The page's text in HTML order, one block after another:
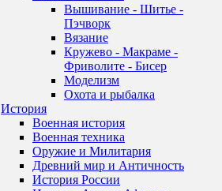
Вышивание - Шитье -
Пэчворк
Вязание
Кружево - Макраме -
Фриволите - Бисер
Моделизм
Охота и рыбалка
История
Военная история
Военная техника
Оружие и Милитария
Древний мир и Античность
История России